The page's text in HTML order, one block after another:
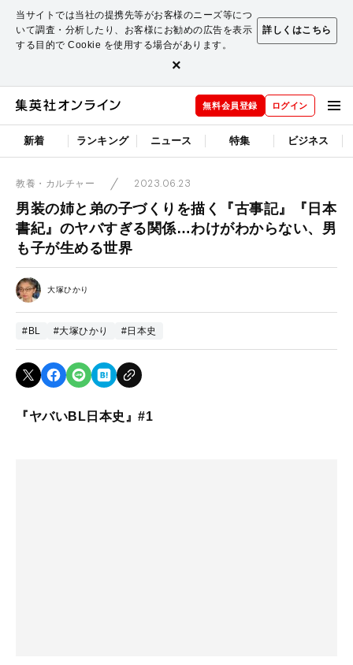
当サイトでは当社の提携先等がお客様のニーズ等につ
いて調査・分析したり、お客様にお勧めの広告を表示
する目的で Cookie を使用する場合があります。
詳しくはこちら
×
無料会員登録 ログイン
新着 ランキング ニュース 特集 ビジネス
教養・カルチャー 2023.06.23
男装の姉と弟の子づくりを描く『古事記』『日本
書紀』のヤバすぎる関係…わけがわからない、男
も子が生める世界
大塚ひかり
#BL #大塚ひかり #日本史
『ヤバいBL日本史』#1